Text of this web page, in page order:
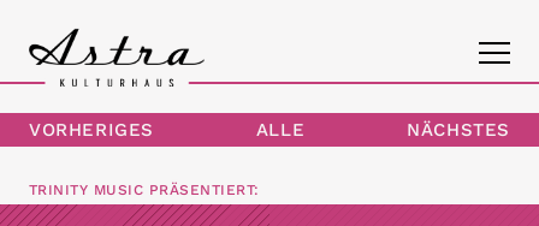
PROGRAMM
VORHERIGES ALLE NÄCHSTES
TRINITY MUSIC PRÄSENTIERT: